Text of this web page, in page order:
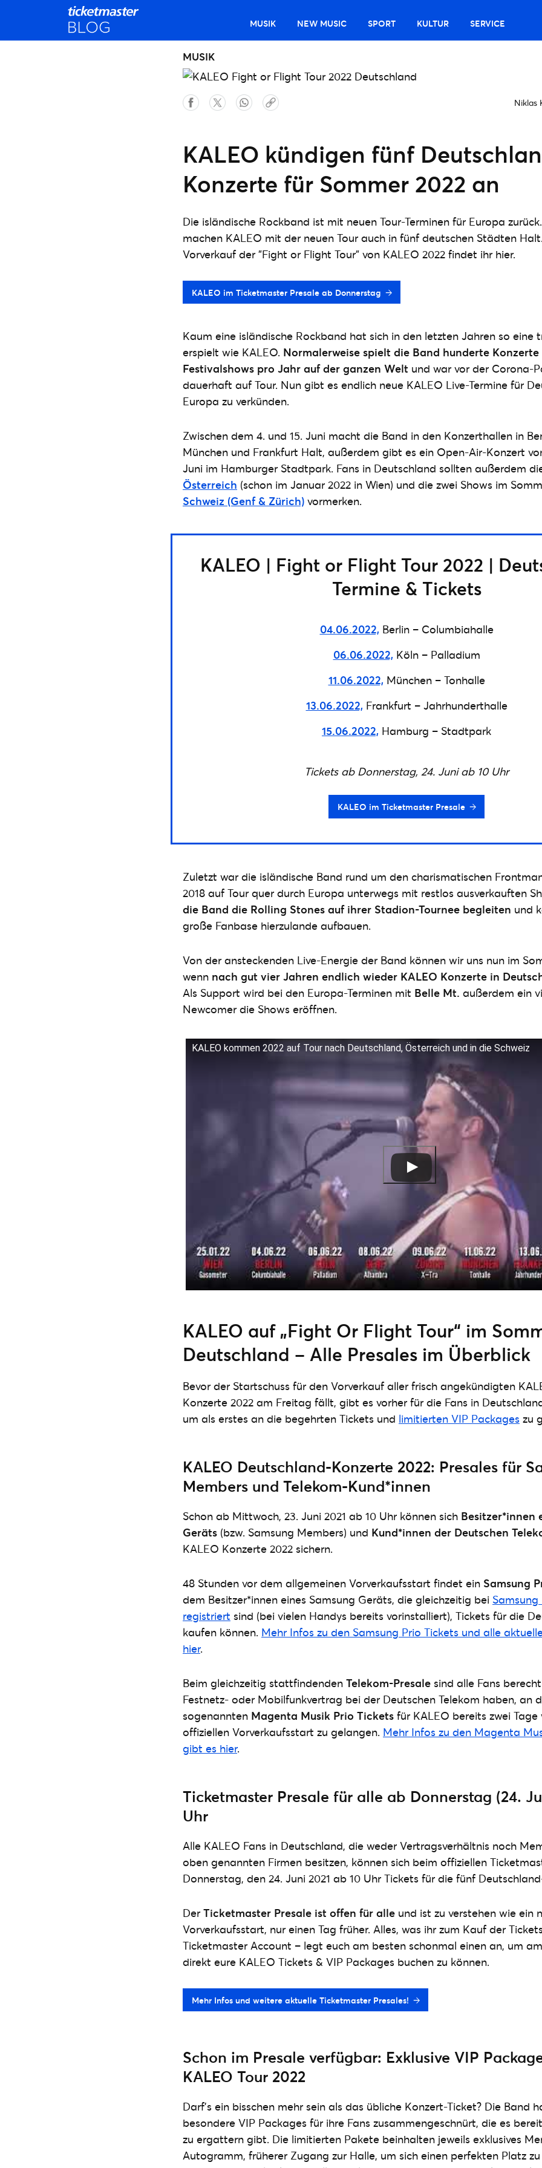
MUSIK NEW MUSIC SPORT KULTUR SERVICE
MUSIK
Niklas
KALEO kündigen fünf
Konzerte für Sommer 2022 an
Die isländische Rockband ist mit neuen Tour-Terminen für Europa
machen KALEO mit der neuen Tour auch in fünf deutschen Städten
Vorverkauf der "Fight or Flight Tour" von KALEO 2022 findet ihr hier.
KALEO im Ticketmaster Presale ab Donnerstag
Kaum eine isländische Rockband hat sich in den letzten Jahren so eine
erspielt wie KALEO. Normalerweise spielt die Band hunderte Konzerte
Festivalshows pro Jahr auf der ganzen Welt und war vor der Corona-
dauerhaft auf Tour. Nun gibt es endlich neue KALEO Live-Termine für
Europa zu verkünden.
Zwischen dem 4. und 15. Juni macht die Band in den Konzerthallen in
München und Frankfurt Halt, außerdem gibt es ein Open-Air-Konzert
Juni im Hamburger Stadtpark. Fans in Deutschland sollten außerdem
Österreich (schon im Januar 2022 in Wien) und die zwei Shows im
Schweiz (Genf & Zürich) vormerken.
KALEO | Fight or Flight Tour 2022 |
Termine & Tickets
04.06.2022, Berlin – Columbiahalle
06.06.2022, Köln – Palladium
11.06.2022, München – Tonhalle
13.06.2022, Frankfurt – Jahrhunderthalle
15.06.2022, Hamburg – Stadtpark
Tickets ab Donnerstag, 24. Juni ab 10 Uhr
KALEO im Ticketmaster Presale
Zuletzt war die isländische Band rund um den charismatischen
2018 auf Tour quer durch Europa unterwegs mit restlos ausverkauften
die Band die Rolling Stones auf ihrer Stadion-Tournee begleiten und
große Fanbase hierzulande aufbauen.
Von der ansteckenden Live-Energie der Band können wir uns nun im
wenn nach gut vier Jahren endlich wieder KALEO Konzerte in
Als Support wird bei den Europa-Terminen mit Belle Mt. außerdem ein
Newcomer die Shows eröffnen.
KALEO kommen 2022 auf Tour nach Deutschland, Österreich und in die Schweiz
KALEO auf „Fight Or Flight Tour“ im
Deutschland – Alle Presales im Überblick
Bevor der Startschuss für den Vorverkauf aller frisch angekündigten
Konzerte 2022 am Freitag fällt, gibt es vorher für die Fans in
um als erstes an die begehrten Tickets und limitierten VIP Packages zu
KALEO Deutschland-Konzerte 2022: Presales für
Members und Telekom-Kund*innen
Schon ab Mittwoch, 23. Juni 2021 ab 10 Uhr können sich Besitzer*innen
Geräts (bzw. Samsung Members) und Kund*innen der Deutschen
KALEO Konzerte 2022 sichern.
48 Stunden vor dem allgemeinen Vorverkaufsstart findet ein Samsung
dem Besitzer*innen eines Samsung Geräts, die gleichzeitig bei
registriert sind (bei vielen Handys bereits vorinstalliert), Tickets für die
kaufen können. Mehr Infos zu den Samsung Prio Tickets und alle
hier.
Beim gleichzeitig stattfindenden Telekom-Presale sind alle Fans
Festnetz- oder Mobilfunkvertrag bei der Deutschen Telekom haben, an
sogenannten Magenta Musik Prio Tickets für KALEO bereits zwei Tage
offiziellen Vorverkaufsstart zu gelangen. Mehr Infos zu den Magenta
gibt es hier.
Ticketmaster Presale für alle ab Donnerstag (24.
Uhr
Alle KALEO Fans in Deutschland, die weder Vertragsverhältnis noch
oben genannten Firmen besitzen, können sich beim offiziellen
Donnerstag, den 24. Juni 2021 ab 10 Uhr Tickets für die fünf
Der Ticketmaster Presale ist offen für alle und ist zu verstehen wie ein
Vorverkaufsstart, nur einen Tag früher. Alles, was ihr zum Kauf der
Ticketmaster Account – legt euch am besten schonmal einen an, um
direkt eure KALEO Tickets & VIP Packages buchen zu können.
Mehr Infos und weitere aktuelle Ticketmaster Presales!
Schon im Presale verfügbar: Exklusive VIP
KALEO Tour 2022
Darf’s ein bisschen mehr sein als das übliche Konzert-Ticket? Die Band
besondere VIP Packages für ihre Fans zusammengeschnürt, die es
zu ergattern gibt. Die limitierten Pakete beinhalten jeweils exklusives
Autogramm, früherer Zugang zur Halle, um sich einen perfekten Platz